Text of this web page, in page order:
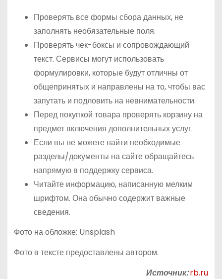
Проверять все формы сбора данных, не
заполнять необязательные поля.
Проверять чек-боксы и сопровождающий
текст. Сервисы могут использовать
формулировки, которые будут отличны от
общепринятых и направлены на то, чтобы вас
запутать и подловить на невнимательности.
Перед покупкой товара проверять корзину на
предмет включения дополнительных услуг.
Если вы не можете найти необходимые
разделы/документы на сайте обращайтесь
напрямую в поддержку сервиса.
Читайте информацию, написанную мелким
шрифтом. Она обычно содержит важные
сведения.
Фото на обложке: Unsplash
Фото в тексте предоставлены автором.
Источник: rb.ru